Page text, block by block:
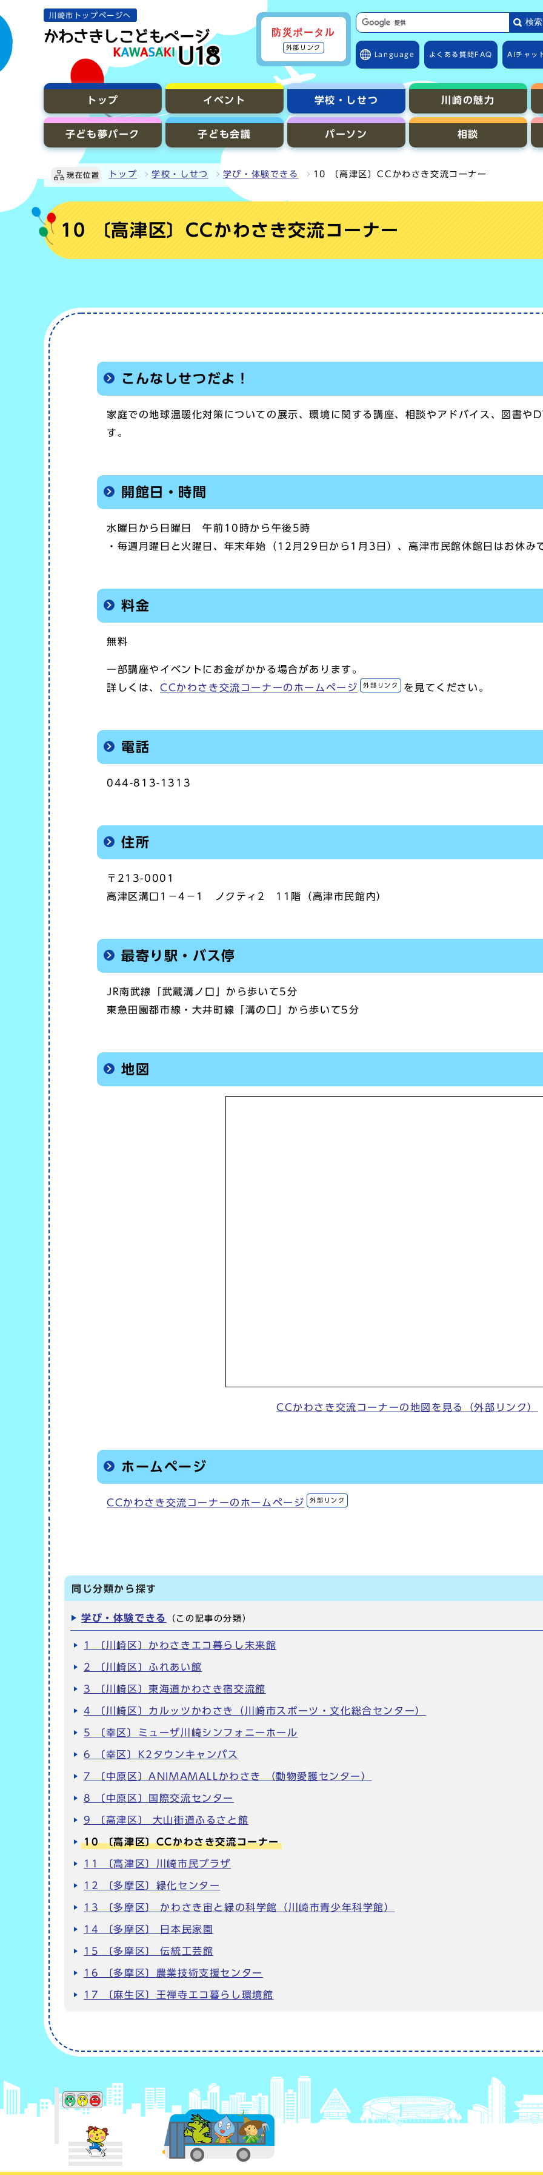
川崎市トップページへ
防災ポータル
外部リンク
検索
サイト内検索の範囲
Language よくある質問 FAQ AIチャッ
トップ イベント 学校・しせつ 川崎の魅力
子ども夢パーク 子ども会議 パーソン 相談
現在位置 トップ 学校・しせつ 学び・体験できる 10 〔高津区〕CCかわさき交流コーナー
10 〔高津区〕CCかわさき交流コーナー
こんなしせつだよ！
家庭での地球温暖化対策についての展示、環境に関する講座、相談やアドバイス、図書や
す。
開館日・時間
水曜日から日曜日 午前10時から午後5時
・毎週月曜日と火曜日、年末年始（12月29日から1月3日）、高津市民館休館日はお休み
料金
無料
一部講座やイベントにお金がかかる場合があります。
詳しくは、 CCかわさき交流コーナーのホームページ 外部リンク を見てください。
電話
044-813-1313
住所
〒213-0001
高津区溝口1－4－1 ノクティ2 11階（高津市民館内）
最寄り駅・バス停
JR南武線「武蔵溝ノ口」から歩いて5分
東急田園都市線・大井町線「溝の口」から歩いて5分
地図
CCかわさき交流コーナーの地図を見る（外部リンク）
ホームページ
CCかわさき交流コーナーのホームページ 外部リンク
同じ分類から探す
学び・体験できる （この記事の分類）
1 〔川崎区〕かわさきエコ暮らし未来館
2 〔川崎区〕ふれあい館
3 〔川崎区〕東海道かわさき宿交流館
4 〔川崎区〕カルッツかわさき（川崎市スポーツ・文化総合センター）
5 〔幸区〕ミューザ川崎シンフォニーホール
6 〔幸区〕K2タウンキャンパス
7 〔中原区〕ANIMAMALLかわさき （動物愛護センター）
8 〔中原区〕国際交流センター
9 〔高津区〕 大山街道ふるさと館
10 〔高津区〕CCかわさき交流コーナー
11 〔高津区〕川崎市民プラザ
12 〔多摩区〕緑化センター
13 〔多摩区〕 かわさき宙と緑の科学館（川崎市青少年科学館）
14 〔多摩区〕 日本民家園
15 〔多摩区〕 伝統工芸館
16 〔多摩区〕農業技術支援センター
17 〔麻生区〕王禅寺エコ暮らし環境館